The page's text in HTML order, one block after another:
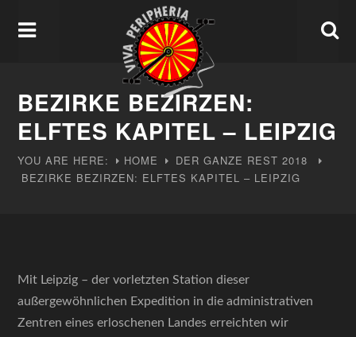
BEZIRKE BEZIRZEN:
ELFTES KAPITEL – LEIPZIG
YOU ARE HERE: HOME DER GANZE REST 2018
BEZIRKE BEZIRZEN: ELFTES KAPITEL – LEIPZIG
Mit Leipzig – der vorletzten Station dieser
außergewöhnlichen Expedition in die administrativen
Zentren eines erloschenen Landes erreichten wir